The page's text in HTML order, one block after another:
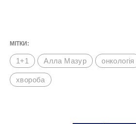
МІТКИ:
1+1 Алла Мазур онкологія
хвороба